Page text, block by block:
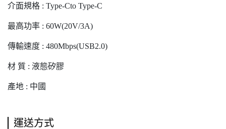
介面規格 : Type-Cto Type-C
最高功率 : 60W(20V/3A)
傳輸速度 : 480Mbps(USB2.0)
材 質 : 液態矽膠
產地 : 中國
運送方式